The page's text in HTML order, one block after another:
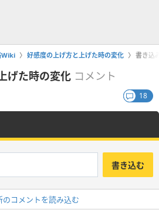
Wiki 好感度の上げ方と上げた時の変化 書き込
げた時の変化 コメント
18
書き込む
のコメントを読み込む